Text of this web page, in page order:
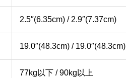
2.5″(6.35cm) / 2.9″(7.37cm)
19.0″(48.3cm) / 19.0″(48.3cm)
77kg以下 / 90kg以上